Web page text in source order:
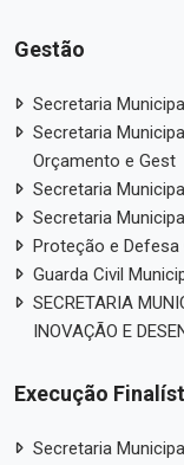
Gestão
Secretaria
Secretaria
Orçamento e Gest
Secretaria
Secretaria
Proteção e Defesa
Guarda Civil
SECRETARIA
INOVAÇÃO E
Execução
Secretaria